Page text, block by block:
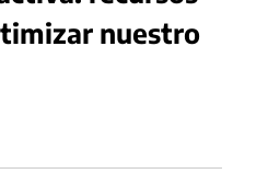
nuestro